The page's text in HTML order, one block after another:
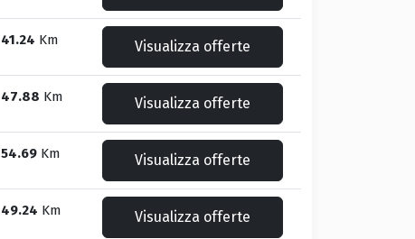
41.24 Km Visualizza offerte
47.88 Km Visualizza offerte
54.69Km Visualizza offerte
49.24 Km Visualizza offerte